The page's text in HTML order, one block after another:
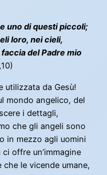
uno di questi piccoli;
loro, nei cieli,
del Padre mio
utilizzata da Gesù!
mondo angelico, del
i dettagli,
che gli angeli sono
in mezzo agli uomini
offre un’immagine
le vicende umane,